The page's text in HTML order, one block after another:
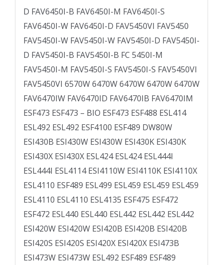
D FAV6450I-B FAV6450I-M FAV6450I-S
FAV6450I-W FAV6450I-D FAV5450VI FAV5450
FAV5450I-W FAV5450I-W FAV5450I-D FAV5450I-
D FAV5450I-B FAV5450I-B FC 5450I-M
FAV5450I-M FAV5450I-S FAV5450I-S FAV5450VI
FAV5450VI 6570W 6470W 6470W 6470W 6470W
FAV6470IW FAV6470ID FAV6470IB FAV6470IM
ESF473 ESF473 – BIO ESF473 ESF488 ESL414
ESL492 ESL492 ESF4100 ESF489 DW80W
ESI430B ESI430W ESI430W ESI430K ESI430K
ESI430X ESI430X ESL424 ESL424 ESL444I
ESL444I ESL4114 ESI4110W ESI4110K ESI4110X
ESL4110 ESF489 ESL499 ESL459 ESL459 ESL459
ESL4110 ESL4110 ESL4135 ESF475 ESF472
ESF472 ESL440 ESL440 ESL442 ESL442 ESL442
ESI420W ESI420W ESI420B ESI420B ESI420B
ESI420S ESI420S ESI420X ESI420X ESI473B
ESI473W ESI473W ESL492 ESF489 ESF489